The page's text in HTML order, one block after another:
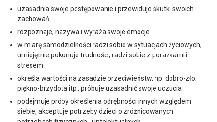
uzasadnia swoje postępowanie i przewiduje skutki swoich
zachowań
rozpoznaje, nazywa i wyraża swoje emocje
w miarę samodzielności radzi sobie w sytuacjach życiowych,
umiejętnie pokonuje trudności, radzi sobie z porażkami i
stresem
określa wartości na zasadzie przeciwieństw, np. dobro-zło,
piękno-brzydota itp., próbuje uzasadnić swoje uczucia
podejmuje próby określenia odrębności innych względem
siebie, akceptuje potrzeby dzieci o zróżnicowanych